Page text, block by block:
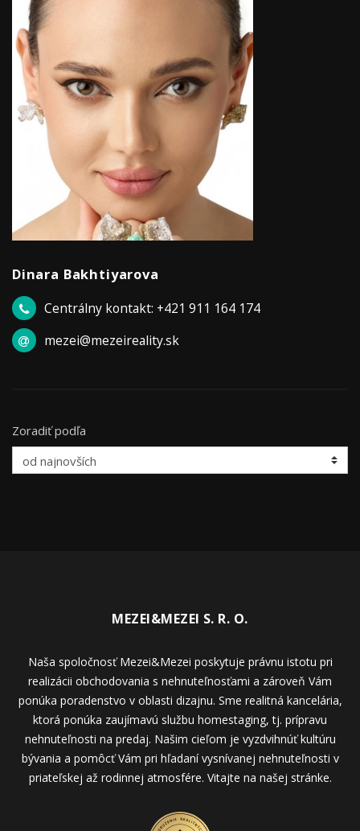
Dinara Bakhtiyarova
Centrálny kontakt: +421 911 164 174
mezei@mezeireality.sk
Zoradiť podľa
MEZEI&MEZEI S. R. O.
Naša spoločnosť Mezei&Mezei poskytuje právnu istotu pri
realizácii obchodovania s nehnuteľnosťami a zároveň Vám
ponúka poradenstvo v oblasti dizajnu. Sme realitná kancelária,
ktorá ponúka zaujímavú službu homestaging, tj. prípravu
nehnuteľnosti na predaj. Našim cieľom je vyzdvihnúť kultúru
bývania a pomôcť Vám pri hľadaní vysnívanej nehnuteľnosti v
priateľskej až rodinnej atmosfére. Vitajte na našej stránke.